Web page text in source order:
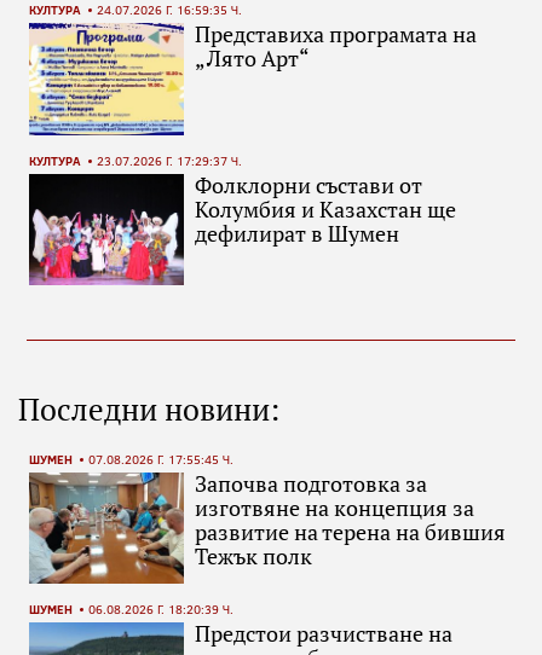
КУЛТУРА 24.07.2026 Г. 16:59:35 Ч.
Представиха програмата на
„Лято Арт“
КУЛТУРА 23.07.2026 Г. 17:29:37 Ч.
Фолклорни състави от
Колумбия и Казахстан ще
дефилират в Шумен
Последни новини:
ШУМЕН 07.08.2026 Г. 17:55:45 Ч.
Започва подготовка за
изготвяне на концепция за
развитие на терена на бившия
Тежък полк
ШУМЕН 06.08.2026 Г. 18:20:39 Ч.
Предстои разчистване на